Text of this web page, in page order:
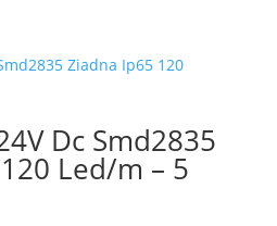
Dc Smd2835
Led/m – 5